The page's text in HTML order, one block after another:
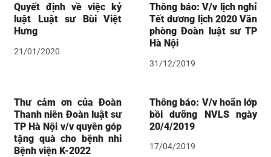
Quyết định về việc kỷ
luật Luật sư Bùi Việt
Hưng
21/01/2020
Thông báo: V/v lịch nghỉ
Tết dương lịch 2020 Văn
phòng Đoàn luật sư TP
Hà Nội
31/12/2019
Thư cảm ơn của Đoàn
Thanh niên Đoàn luật sư
TP Hà Nội v/v quyên góp
tặng quà cho bệnh nhi
Bệnh viện K-2022
Thông báo: V/v hoãn lớp
bồi dưỡng NVLS ngày
20/4/2019
17/04/2019